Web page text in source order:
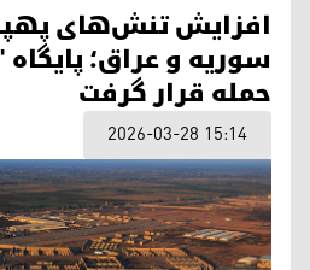
افزایش تنش‌های
سوریه و عراق؛
حمله قرار گرفت
2026-03-28 15:14